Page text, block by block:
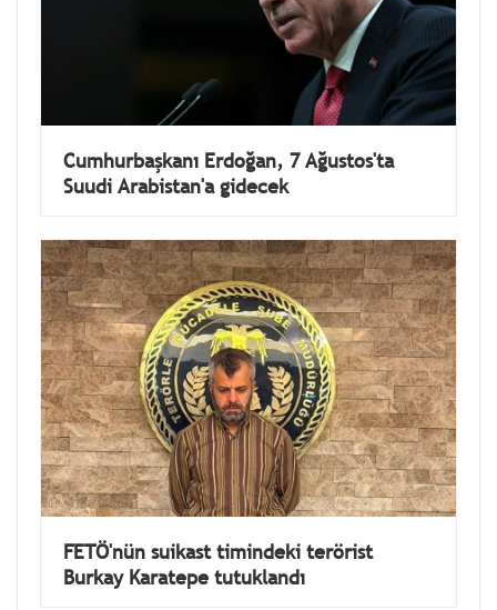
Cumhurbaşkanı Erdoğan, 7 Ağustos'ta
Suudi Arabistan'a gidecek
FETÖ'nün suikast timindeki terörist
Burkay Karatepe tutuklandı